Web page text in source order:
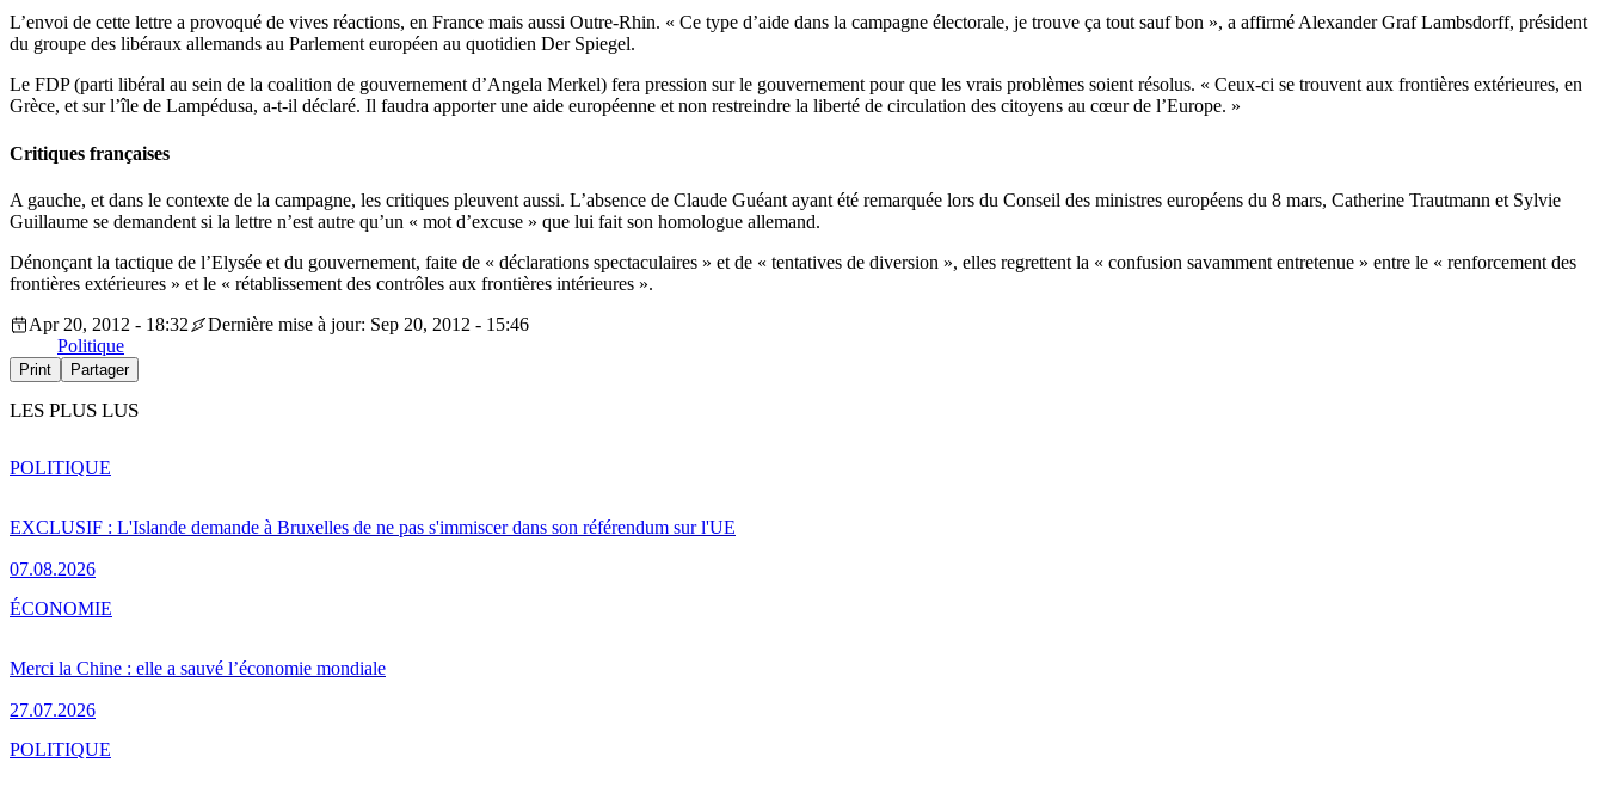
L’envoi de cette lettre a provoqué de vives réactions, en France mais aussi Outre-Rhin. « Ce type d’aide dans la campagne électorale, je trouve ça tout sauf bon », a affirmé Alexander Graf Lambsdorff, président
du groupe des libéraux allemands au Parlement européen au quotidien Der Spiegel.
Le FDP (parti libéral au sein de la coalition de gouvernement d’Angela Merkel) fera pression sur le gouvernement pour que les vrais problèmes soient résolus. « Ceux-ci se trouvent aux frontières extérieures, en
Grèce, et sur l’île de Lampédusa, a-t-il déclaré. Il faudra apporter une aide européenne et non restreindre la liberté de circulation des citoyens au cœur de l’Europe. »
Critiques françaises
A gauche, et dans le contexte de la campagne, les critiques pleuvent aussi. L’absence de Claude Guéant ayant été remarquée lors du Conseil des ministres européens du 8 mars, Catherine Trautmann et Sylvie
Guillaume se demandent si la lettre n’est autre qu’un « mot d’excuse » que lui fait son homologue allemand.
Dénonçant la tactique de l’Elysée et du gouvernement, faite de « déclarations spectaculaires » et de « tentatives de diversion », elles regrettent la « confusion savamment entretenue » entre le « renforcement des
frontières extérieures » et le « rétablissement des contrôles aux frontières intérieures ».
Apr 20, 2012 - 18:32
Dernière mise à jour: Sep 20, 2012 - 15:46
Politique
Print Partager
LES PLUS LUS
EXCLUSIF : L'Islande demande à Bruxelles de ne pas s'immiscer dans son référendum sur l'UE
07.08.2026
POLITIQUE
Merci la Chine : elle a sauvé l’économie mondiale
27.07.2026
ÉCONOMIE
POLITIQUE